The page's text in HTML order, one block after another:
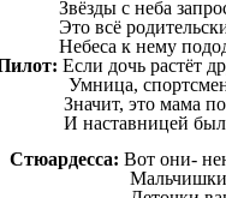
с неба
всё
к нему
Если дочь растёт
спортсменка
это мама
наставницей была и
Стюардесса: Вот они-
Мальчишки ваши